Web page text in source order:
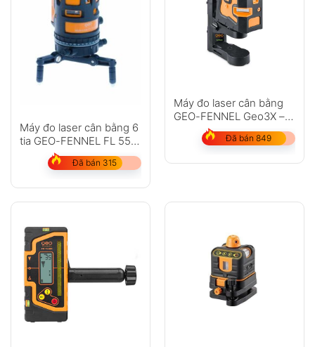
Máy đo laser cân bằng 6
tia GEO-FENNEL FL 55
Đã bán 315
Máy đo laser cân bằng
GEO-FENNEL Geo3X –
Đã bán 849